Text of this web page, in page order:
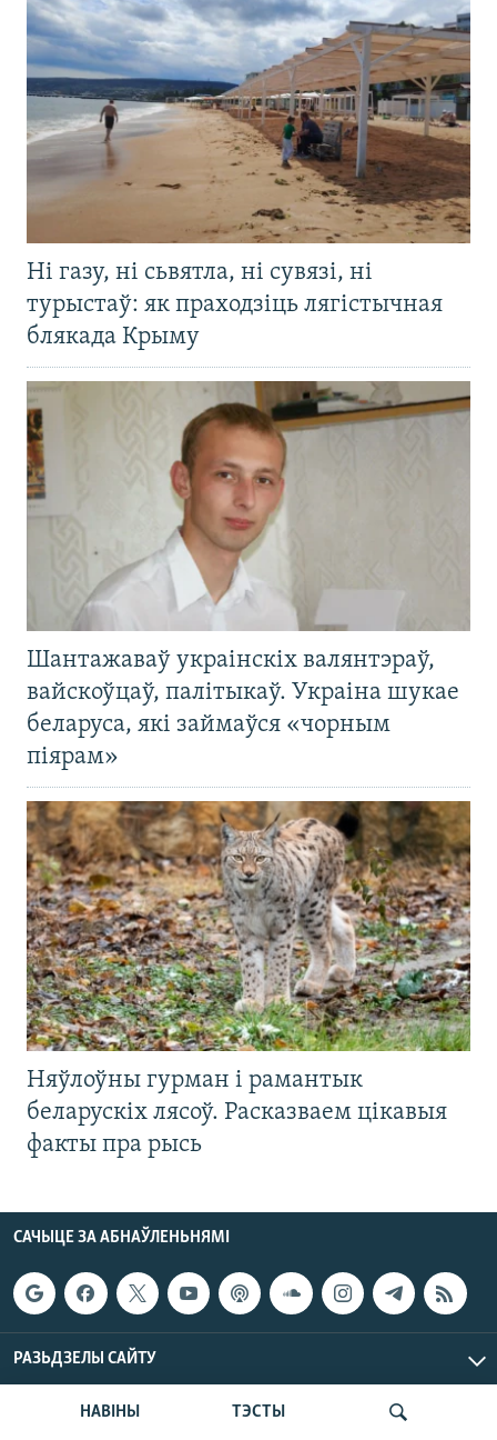
НАВІНЫ ТЭСТЫ
Ні газу, ні сьвятла, ні сувязі, ні
турыстаў: як праходзіць лягістычная
блякада Крыму
Шантажаваў украінскіх валянтэраў,
вайскоўцаў, палітыкаў. Украіна шукае
беларуса, які займаўся «чорным
піярам»
Няўлоўны гурман і рамантык
беларускіх лясоў. Расказваем цікавыя
факты пра рысь
САЧЫЦЕ ЗА АБНАЎЛЕНЬНЯМІ
РАЗЬДЗЕЛЫ САЙТУ
ІНФАРМАЦЫЯ